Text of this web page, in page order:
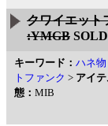
クワイエッ
:YMGB
キーワード： ハネ物
トファンク > アイテ
態： MIB